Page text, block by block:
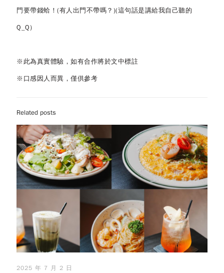
門要帶錢蛤！(有人出門不帶嗎？)(這句話是講給我自己聽的
Q_Q)
※此為真實體驗，如有合作將於文中標註
※口感因人而異，僅供參考
Related posts
2025 年 7 月 2 日